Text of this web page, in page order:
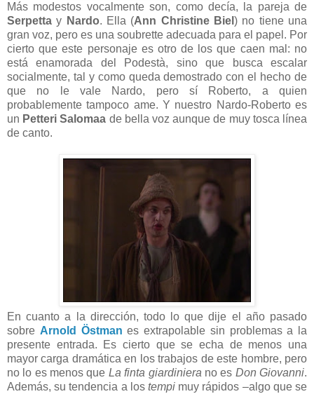
Más modestos vocalmente son, como decía, la pareja de
Serpetta y Nardo. Ella (Ann Christine Biel) no tiene una
gran voz, pero es una soubrette adecuada para el papel. Por
cierto que este personaje es otro de los que caen mal: no
está enamorada del Podestà, sino que busca escalar
socialmente, tal y como queda demostrado con el hecho de
que no le vale Nardo, pero sí Roberto, a quien
probablemente tampoco ame. Y nuestro Nardo-Roberto es
un Petteri Salomaa de bella voz aunque de muy tosca línea
de canto.
En cuanto a la dirección, todo lo que dije el año pasado
sobre Arnold Östman es extrapolable sin problemas a la
presente entrada. Es cierto que se echa de menos una
mayor carga dramática en los trabajos de este hombre, pero
no lo es menos que La finta giardiniera no es Don Giovanni.
Además, su tendencia a los tempi muy rápidos –algo que se